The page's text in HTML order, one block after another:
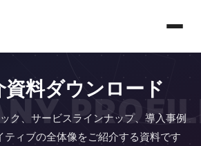
資料ダウンロード
ク、サービスラインナップ、導入事例
ティブの全体像をご紹介する資料です